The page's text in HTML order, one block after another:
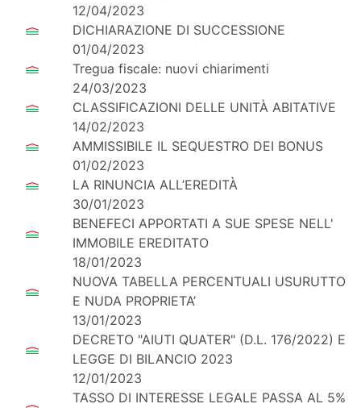
12/04/2023
DICHIARAZIONE DI SUCCESSIONE
01/04/2023
Tregua fiscale: nuovi chiarimenti
24/03/2023
CLASSIFICAZIONI DELLE UNITÀ ABITATIVE
14/02/2023
AMMISSIBILE IL SEQUESTRO DEI BONUS
01/02/2023
LA RINUNCIA ALL’EREDITÀ
30/01/2023
BENEFECI APPORTATI A SUE SPESE NELL'
IMMOBILE EREDITATO
18/01/2023
NUOVA TABELLA PERCENTUALI USURUTTO
E NUDA PROPRIETA’
13/01/2023
DECRETO "AIUTI QUATER" (D.L. 176/2022) E
LEGGE DI BILANCIO 2023
12/01/2023
TASSO DI INTERESSE LEGALE PASSA AL 5%